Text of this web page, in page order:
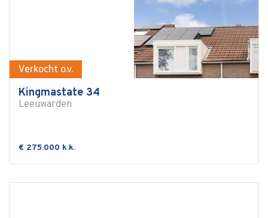
Verkocht o.v.
Kingmastate 34
Leeuwarden
€ 275.000 k.k.